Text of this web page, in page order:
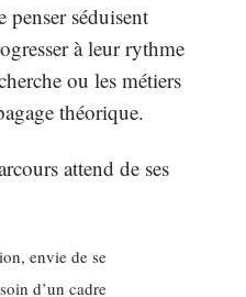
penser séduisent
à leur rythme
ou les métiers
théorique.
attend de ses
envie de se
d’un cadre